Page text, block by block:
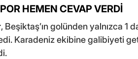
HEMEN CEVAP VERDİ
, Beşiktaş’ın golünden yalnızca
Karadeniz ekibine galibiyeti